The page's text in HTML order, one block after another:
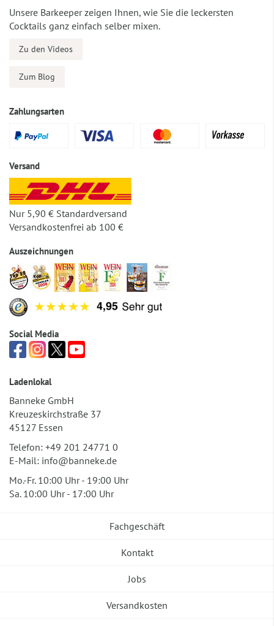
Unsere Barkeeper zeigen Ihnen, wie Sie die leckersten
Cocktails ganz einfach selber mixen.
Zu den Videos
Zum Blog
Zahlungsarten
Versand
Nur 5,90 € Standardversand
Versandkostenfrei ab 100 €
Auszeichnungen
Social Media
Ladenlokal
Banneke GmbH
Kreuzeskirchstraße 37
45127 Essen
Telefon: +49 201 24771 0
E-Mail: info@banneke.de
Mo.-Fr. 10:00 Uhr - 19:00 Uhr
Sa. 10:00 Uhr - 17:00 Uhr
Fachgeschäft
Kontakt
Jobs
Versandkosten